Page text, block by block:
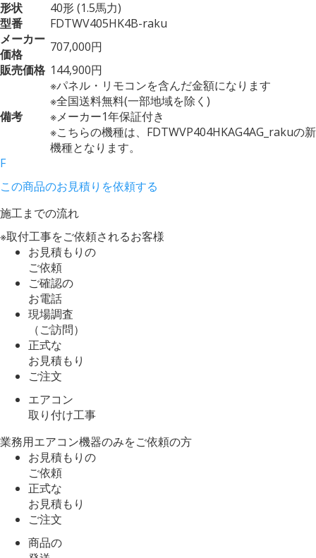
形状
40形 (1.5馬力)
型番
FDTWV405HK4B-raku
メーカー
価格
707,000円
販売価格 144,900円
備考
※パネル・リモコンを含んだ金額になります
※全国送料無料(一部地域を除く)
※メーカー1年保証付き
※こちらの機種は、FDTWVP404HKAG4AG_rakuの新
機種となります。
F
この商品のお見積りを依頼する
施工までの流れ
※取付工事をご依頼されるお客様
お見積もりの
ご依頼
ご確認の
お電話
現場調査
（ご訪問）
正式な
お見積もり
ご注文
エアコン
取り付け工事
業務用エアコン機器のみをご依頼の方
お見積もりの
ご依頼
正式な
お見積もり
ご注文
商品の